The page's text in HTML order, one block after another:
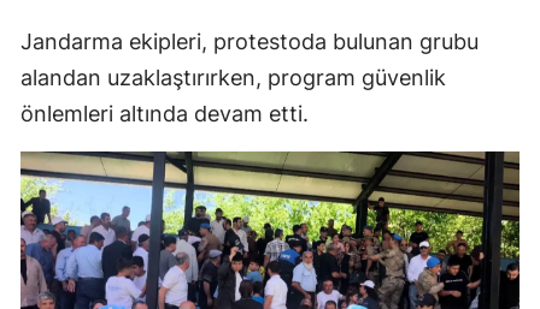
Jandarma ekipleri, protestoda bulunan grubu
alandan uzaklaştırırken, program güvenlik
önlemleri altında devam etti.